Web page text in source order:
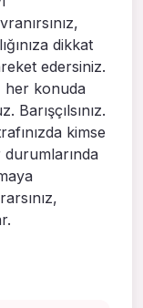
dikkat
edersiniz.
her konuda
Barışçılsınız.
kimse
durumlarında